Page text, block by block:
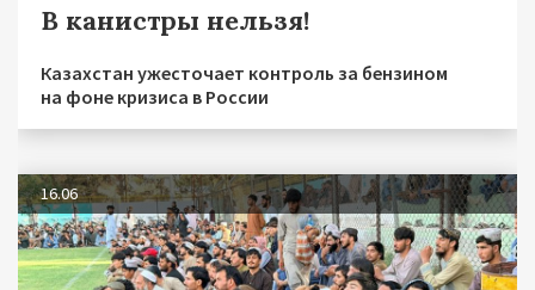
В канистры нельзя!
Казахстан ужесточает контроль за бензином
на фоне кризиса в России
16.06